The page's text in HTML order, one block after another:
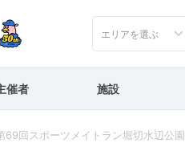
エリアを選ぶ
催者 施設
69回スポーツメイトラン堀切水辺公